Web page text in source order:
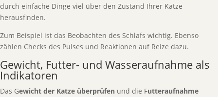
durch einfache Dinge viel über den Zustand Ihrer Katze
herausfinden.
Zum Beispiel ist das Beobachten des Schlafs wichtig. Ebenso
zählen Checks des Pulses und Reaktionen auf Reize dazu.
Gewicht, Futter- und Wasseraufnahme als
Indikatoren
Das Gewicht der Katze überprüfen und die Futteraufnahme